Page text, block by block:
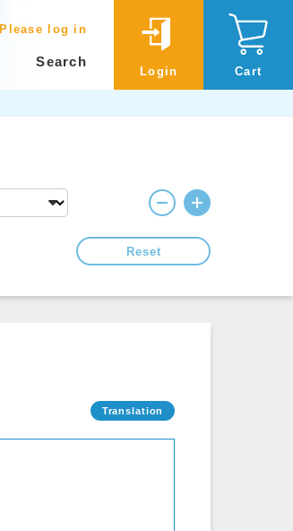
Please log in
Search
Login Cart
Reset